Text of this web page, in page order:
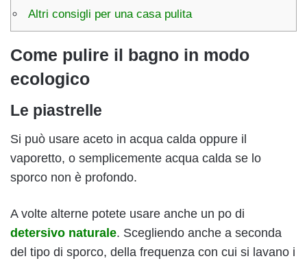
Altri consigli per una casa pulita
Come pulire il bagno in modo
ecologico
Le piastrelle
Si può usare aceto in acqua calda oppure il
vaporetto, o semplicemente acqua calda se lo
sporco non è profondo.
A volte alterne potete usare anche un po di
detersivo naturale. Scegliendo anche a seconda
del tipo di sporco, della frequenza con cui si lavano i